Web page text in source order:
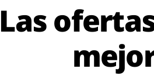
Las